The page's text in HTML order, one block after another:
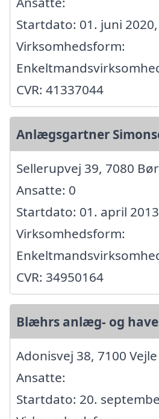
Startdato: 01. juni 2020,
Virksomhedsform:
CVR: 41337044
Anlægsgartner
Sellerupvej 39, 7080
Ansatte: 0
Startdato: 01. april
Virksomhedsform:
CVR: 34950164
Blæhrs anlæg- og
Adonisvej 38, 7100 Vejle
Ansatte:
Startdato: 20.